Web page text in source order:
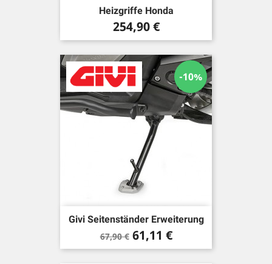
Heizgriffe Honda
Preis
254,90 €
Givi Seitenständer Erweiterung
Verkaufspreis
67,90 € Preis
61,11 €
-10%